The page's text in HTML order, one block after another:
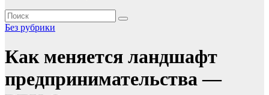
Без рубрики
Как меняется ландшафт
предпринимательства —